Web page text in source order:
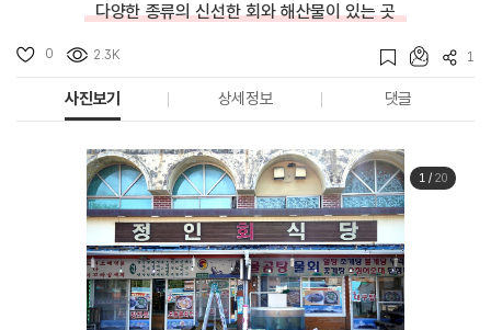
다양한 종류의 신선한 회와 해산물이 있는 곳
0 2.3K 1
사진보기 상세정보 댓글
1/ 20